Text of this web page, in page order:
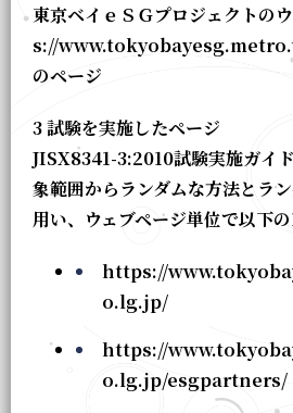
東京ベイｅＳＧプロジェクトの
s://
のページ
3 試験を実施したページ
JISX8341-3:2010試験実施ガイ
象範囲からランダムな方法とラ
用い、ウェブページ単位で以下
https://
o.lg.jp/
https://
o.lg.jp/esgpartners/